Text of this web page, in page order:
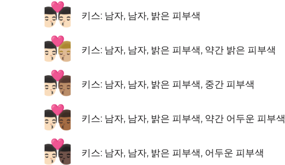
👨🏻‍❤️‍💋‍👨🏻 키스: 남자, 남자, 밝은 피부색
👨🏻‍❤️‍💋‍👨🏼 키스: 남자, 남자, 밝은 피부색, 약간 밝은 피부색
👨🏻‍❤️‍💋‍👨🏽 키스: 남자, 남자, 밝은 피부색, 중간 피부색
👨🏻‍❤️‍💋‍👨🏾 키스: 남자, 남자, 밝은 피부색, 약간 어두운 피부색
👨🏻‍❤️‍💋‍👨🏿 키스: 남자, 남자, 밝은 피부색, 어두운 피부색